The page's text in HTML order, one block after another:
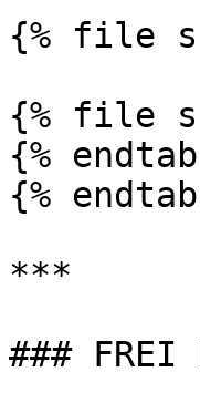
{% file
{% file
{%
{%
***
### FREI